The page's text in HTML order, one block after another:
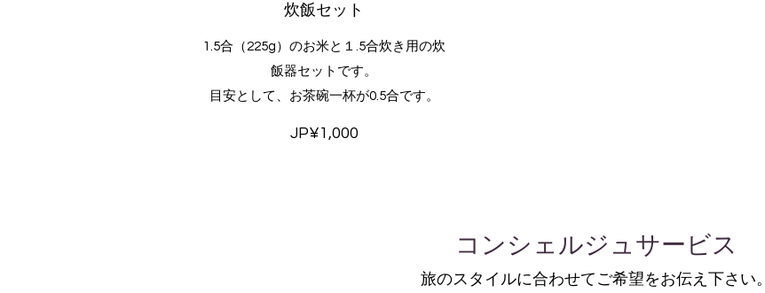
炊飯セット
1.5合（225g）のお米と１.5合炊き用の炊
飯器セットです。
目安として、お茶碗一杯が0.5合です。
JP¥1,000
コンシェルジュサービス
旅のスタイルに合わせてご希望をお伝え下さい。